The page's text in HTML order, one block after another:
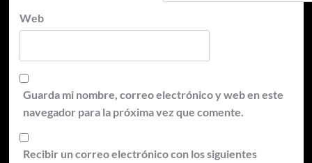
Web
Guarda mi nombre, correo electrónico y web en este
navegador para la próxima vez que comente.
Recibir un correo electrónico con los siguientes